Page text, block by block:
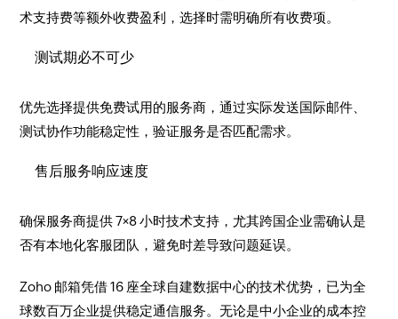
术支持费等额外收费盈利，选择时需明确所有收费项。
测试期必不可少
优先选择提供免费试用的服务商，通过实际发送国际邮件、
测试协作功能稳定性，验证服务是否匹配需求。
售后服务响应速度
确保服务商提供 7×8 小时技术支持，尤其跨国企业需确认是
否有本地化客服团队，避免时差导致问题延误。
Zoho 邮箱凭借 16 座全球自建数据中心的技术优势，已为全
球数百万企业提供稳定通信服务。无论是中小企业的成本控